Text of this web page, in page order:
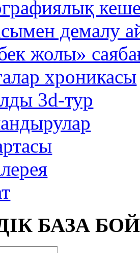
демалу
жолы»
хроникасы
3d-тур
БАЗА